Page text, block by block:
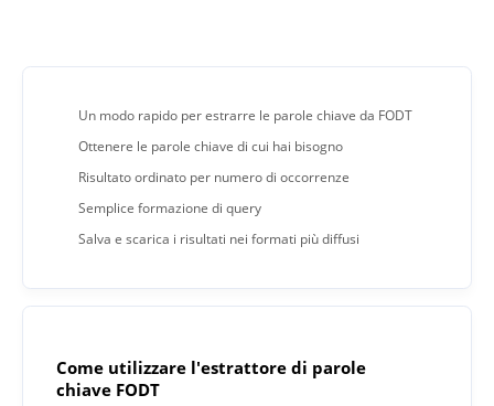
Un modo rapido per estrarre le parole chiave da FODT
Ottenere le parole chiave di cui hai bisogno
Risultato ordinato per numero di occorrenze
Semplice formazione di query
Salva e scarica i risultati nei formati più diffusi
Come utilizzare l'estrattore di parole
chiave FODT